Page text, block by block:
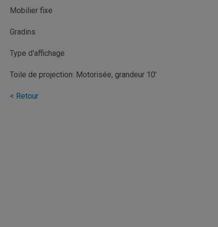
Mobilier fixe
Gradins
Type d'affichage
Toile de projection: Motorisée, grandeur 10'
< Retour